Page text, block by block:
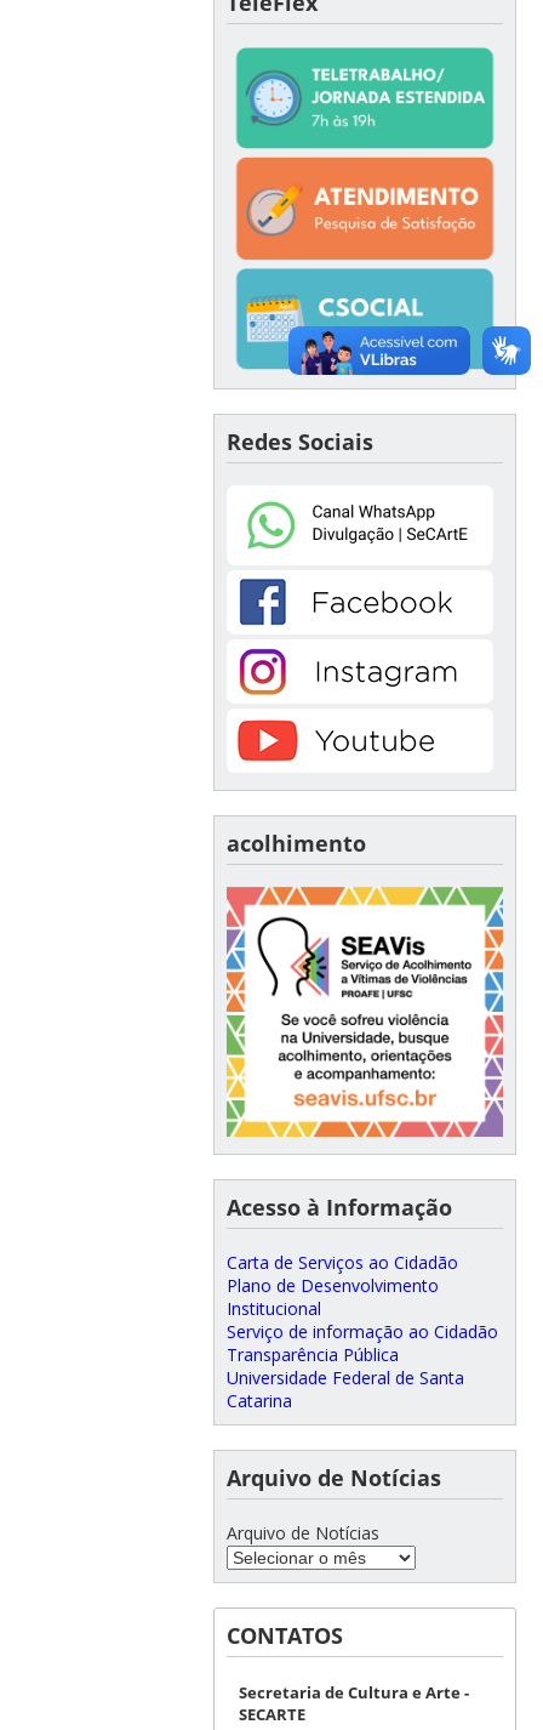
Redes Sociais
acolhimento
Acesso à Informação
Carta de Serviços ao Cidadão
Plano de Desenvolvimento
Institucional
Serviço de informação ao Cidadão
Transparência Pública
Universidade Federal de Santa
Catarina
Arquivo de Notícias
Arquivo de Notícias
CONTATOS
Secretaria de Cultura e Arte -
SECARTE